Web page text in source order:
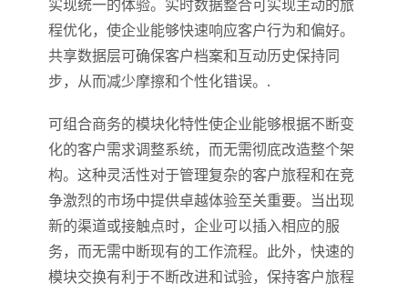
实现统一的体验。实时数据整合可实现主动的旅
程优化，使企业能够快速响应客户行为和偏好。
共享数据层可确保客户档案和互动历史保持同
步，从而减少摩擦和个性化错误。.
可组合商务的模块化特性使企业能够根据不断变
化的客户需求调整系统，而无需彻底改造整个架
构。这种灵活性对于管理复杂的客户旅程和在竞
争激烈的市场中提供卓越体验至关重要。当出现
新的渠道或接触点时，企业可以插入相应的服
务，而无需中断现有的工作流程。此外，快速的
模块交换有利于不断改进和试验，保持客户旅程